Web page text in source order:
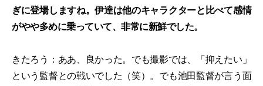
ぎに登場しますね。伊達は他のキャラクターと比べて感情
がやや多めに乗っていて、非常に新鮮でした。
きたろう：ああ、良かった。でも撮影では、「抑えたい」
という監督との戦いでした（笑）。でも池田監督が言う面